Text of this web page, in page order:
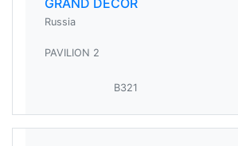
GRAND DÉCOR
Russia
PAVILION 2
B321